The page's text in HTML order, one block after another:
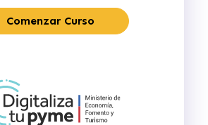
Comenzar Curso